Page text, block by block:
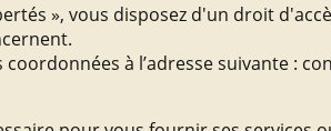
», vous disposez d'un droit
à l’adresse suivante :